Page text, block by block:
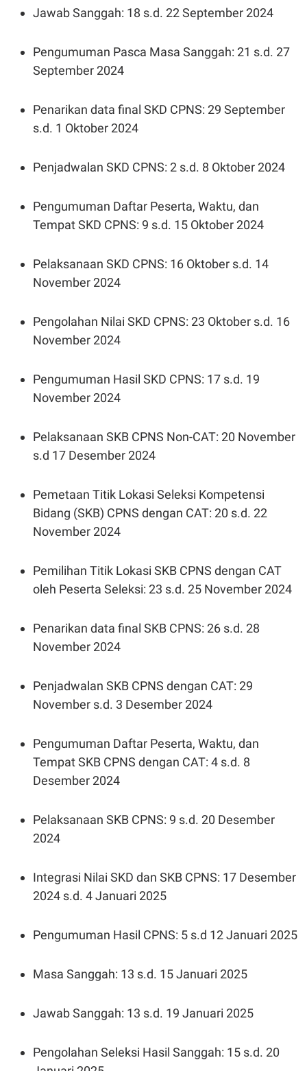
Jawab Sanggah: 18 s.d. 22 September 2024
Pengumuman Pasca Masa Sanggah: 21 s.d. 27
September 2024
Penarikan data final SKD CPNS: 29 September
s.d. 1 Oktober 2024
Penjadwalan SKD CPNS: 2 s.d. 8 Oktober 2024
Pengumuman Daftar Peserta, Waktu, dan
Tempat SKD CPNS: 9 s.d. 15 Oktober 2024
Pelaksanaan SKD CPNS: 16 Oktober s.d. 14
November 2024
Pengolahan Nilai SKD CPNS: 23 Oktober s.d. 16
November 2024
Pengumuman Hasil SKD CPNS: 17 s.d. 19
November 2024
Pelaksanaan SKB CPNS Non-CAT: 20 November
s.d 17 Desember 2024
Pemetaan Titik Lokasi Seleksi Kompetensi
Bidang (SKB) CPNS dengan CAT: 20 s.d. 22
November 2024
Pemilihan Titik Lokasi SKB CPNS dengan CAT
oleh Peserta Seleksi: 23 s.d. 25 November 2024
Penarikan data final SKB CPNS: 26 s.d. 28
November 2024
Penjadwalan SKB CPNS dengan CAT: 29
November s.d. 3 Desember 2024
Pengumuman Daftar Peserta, Waktu, dan
Tempat SKB CPNS dengan CAT: 4 s.d. 8
Desember 2024
Pelaksanaan SKB CPNS: 9 s.d. 20 Desember
2024
Integrasi Nilai SKD dan SKB CPNS: 17 Desember
2024 s.d. 4 Januari 2025
Pengumuman Hasil CPNS: 5 s.d 12 Januari 2025
Masa Sanggah: 13 s.d. 15 Januari 2025
Jawab Sanggah: 13 s.d. 19 Januari 2025
Pengolahan Seleksi Hasil Sanggah: 15 s.d. 20